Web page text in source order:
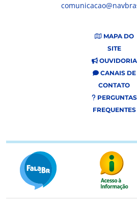
MAPA DO
SITE
OUVIDORIA
CANAIS DE
CONTATO
PERGUNTAS
FREQUENTES